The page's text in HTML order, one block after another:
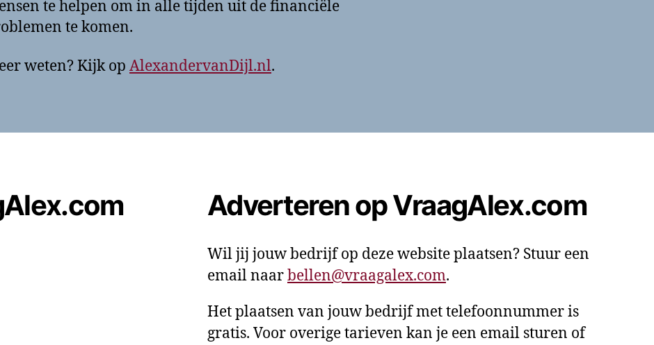
te helpen om in alle tijden uit de financiële
te komen.
weten? Kijk op AlexandervanDijl.nl.
Adverteren op VraagAlex.com
Wil jij jouw bedrijf op deze website plaatsen? Stuur een
email naarbellen@vraagalex.com.
Het plaatsen van jouw bedrijf met telefoonnummer is
gratis. Voor overige tarieven kan je een email sturen of